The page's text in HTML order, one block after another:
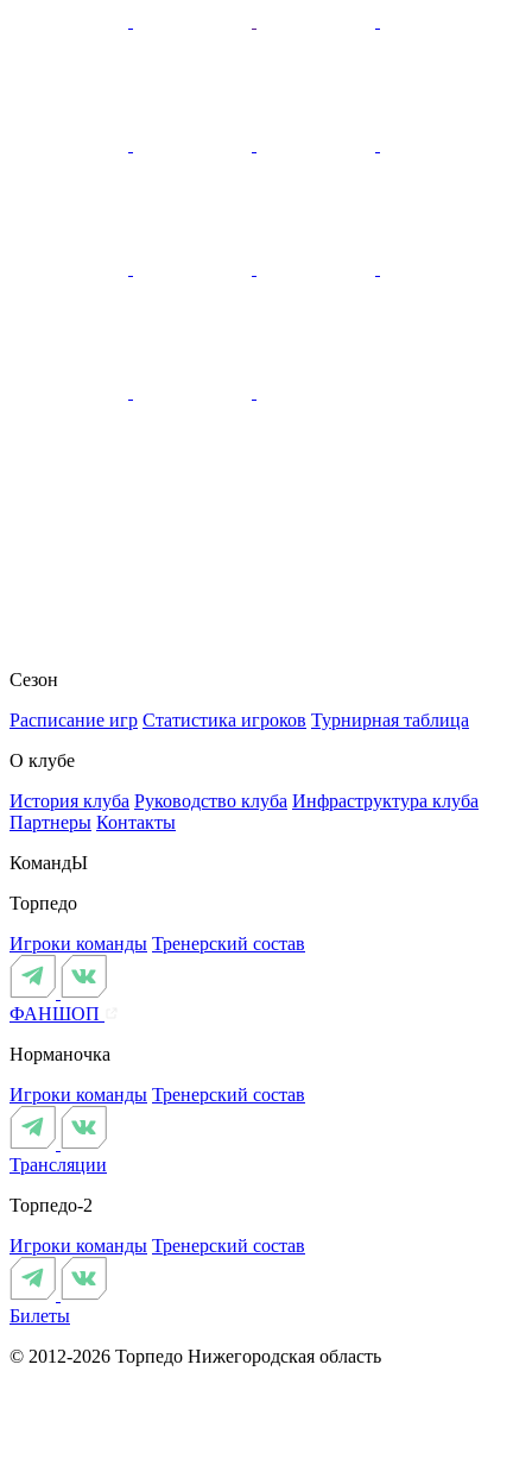
Сезон
Расписание игр Статистика игроков Турнирная таблица
О клубе
История клуба Руководство клуба Инфраструктура клуба
Партнеры Контакты
КомандЫ
Торпедо
Игроки команды Тренерский состав
ФАНШОП
Норманочка
Игроки команды Тренерский состав
Трансляции
Торпедо-2
Игроки команды Тренерский состав
Билеты
© 2012-2026 Торпедо Нижегородская область